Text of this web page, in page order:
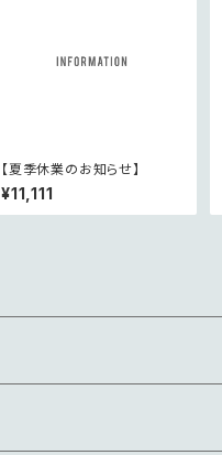
【夏季休業のお知らせ】
¥11,111